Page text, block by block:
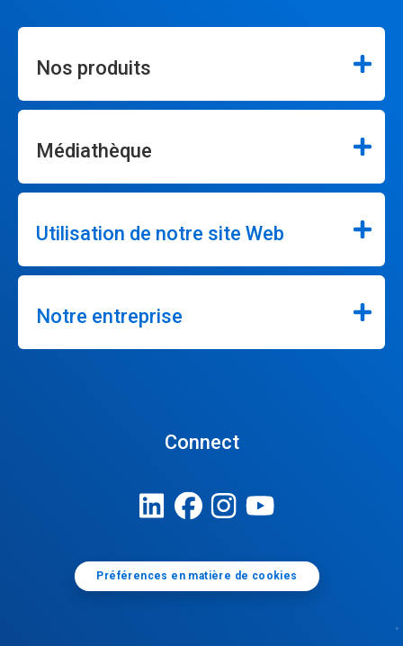
Nos produits
Médiathèque
Utilisation de notre site Web
Notre entreprise
Connect
Préférences en matière de cookies